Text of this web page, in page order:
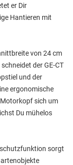
er Dir
Hantieren mit
von 24 cm
der GE-CT
und der
ergonomische
sich um
Du mühelos
sorgt